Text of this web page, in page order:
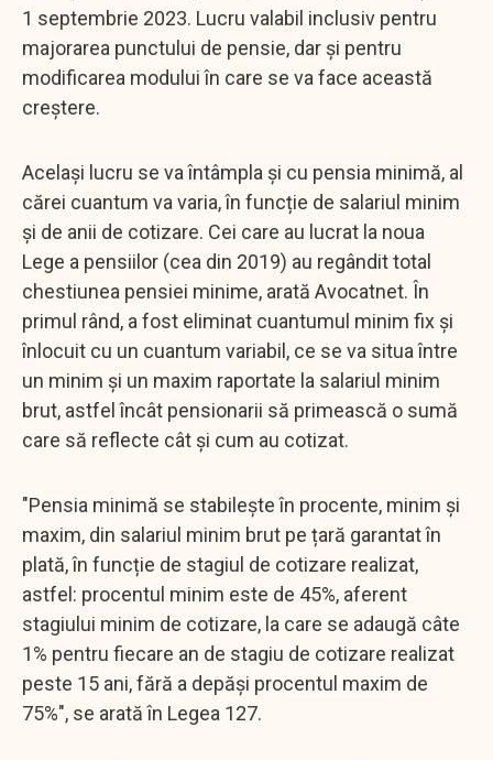
1 septembrie 2023. Lucru valabil inclusiv pentru
majorarea punctului de pensie, dar și pentru
modificarea modului în care se va face această
creștere.
Același lucru se va întâmpla și cu pensia minimă, al
cărei cuantum va varia, în funcție de salariul minim
și de anii de cotizare. Cei care au lucrat la noua
Lege a pensiilor (cea din 2019) au regândit total
chestiunea pensiei minime, arată Avocatnet. În
primul rând, a fost eliminat cuantumul minim fix și
înlocuit cu un cuantum variabil, ce se va situa între
un minim și un maxim raportate la salariul minim
brut, astfel încât pensionarii să primească o sumă
care să reflecte cât și cum au cotizat.
"Pensia minimă se stabilește în procente, minim și
maxim, din salariul minim brut pe țară garantat în
plată, în funcție de stagiul de cotizare realizat,
astfel: procentul minim este de 45%, aferent
stagiului minim de cotizare, la care se adaugă câte
1% pentru fiecare an de stagiu de cotizare realizat
peste 15 ani, fără a depăși procentul maxim de
75%", se arată în Legea 127.